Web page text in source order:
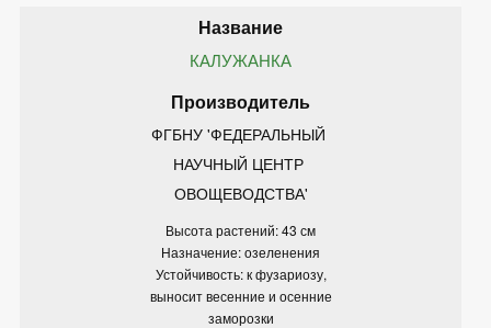
КАЛУЖАНКА
ФГБНУ 'ФЕДЕРАЛЬНЫЙ
НАУЧНЫЙ ЦЕНТР
ОВОЩЕВОДСТВА'
Высота растений: 43 см
Назначение: озеленения
Устойчивость: к фузариозу,
выносит весенние и осенние
заморозки